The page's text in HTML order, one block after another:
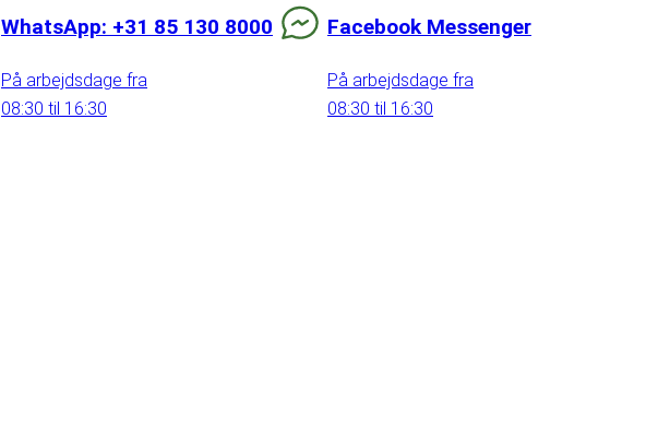
WhatsApp: +31 85 130 8000
På arbejdsdage fra
08:30 til 16:30
Facebook Messenger
På arbejdsdage fra
08:30 til 16:30